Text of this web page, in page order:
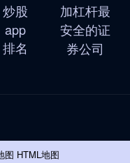
炒股
app
排名
加杠杆最
安全的证
券公司
图 HTML地图